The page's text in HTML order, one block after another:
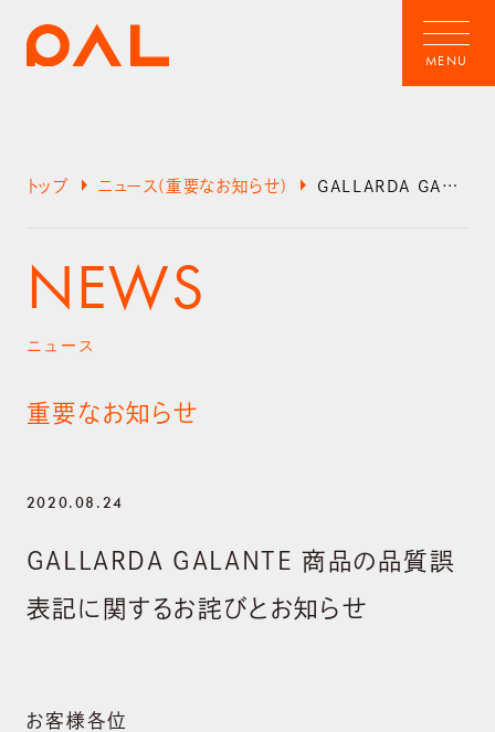
トップ arrow_right ニュース(重要なお知らせ) arrow_right GALLARDA GALANTE 商品の品質誤表記に関するお詫びとお知らせ
NEWS
ニュース
重要なお知らせ
2020.08.24
GALLARDA GALANTE 商品の品質誤
表記に関するお詫びとお知らせ
お客様各位